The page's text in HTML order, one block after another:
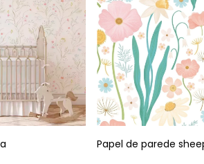
Papel de parede